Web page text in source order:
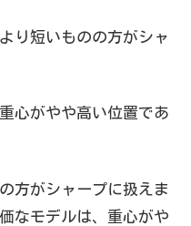
り短いものの方がシャ
心がやや高い位置であ
方がシャープに扱えま
なモデルは、重心がや